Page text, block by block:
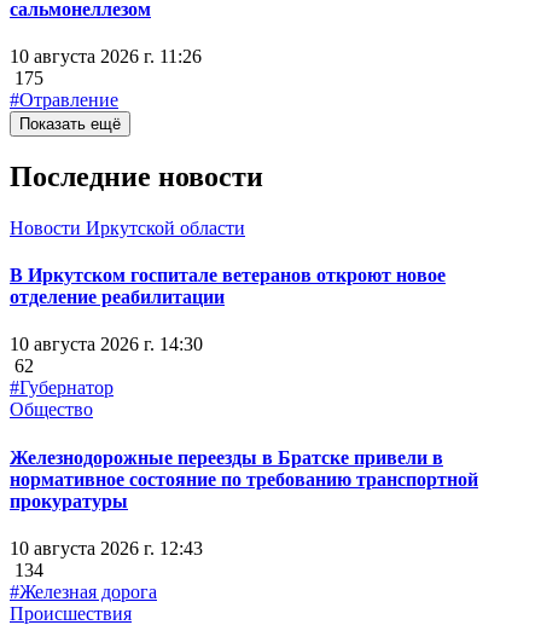
сальмонеллезом
10 августа 2026 г. 11:26
175
#Отравление
Показать ещё
Последние новости
Новости Иркутской области
В Иркутском госпитале ветеранов откроют новое
отделение реабилитации
10 августа 2026 г. 14:30
62
#Губернатор
Общество
Железнодорожные переезды в Братске привели в
нормативное состояние по требованию транспортной
прокуратуры
10 августа 2026 г. 12:43
134
#Железная дорога
Происшествия